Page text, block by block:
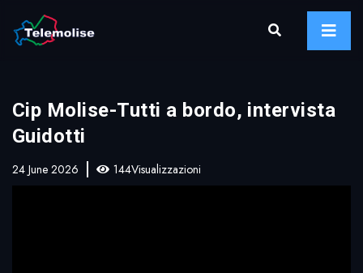
Cip Molise-Tutti a bordo, intervista
Guidotti
24 June 2026 144Visualizzazioni